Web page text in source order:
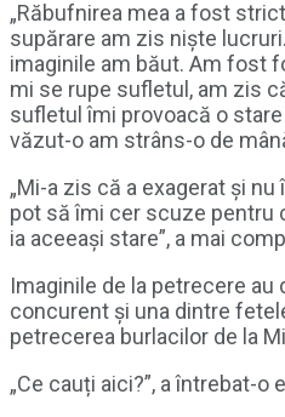
„Răbufnirea mea a fost
supărare am zis niște
imaginile am băut. Am fost
mi se rupe sufletul, am zis
sufletul îmi provoacă o
văzut-o am strâns-o de
„Mi-a zis că a exagerat și
pot să îmi cer scuze pentru
ia aceeași stare”, a mai
Imaginile de la petrecere
concurent și una dintre
petrecerea burlacilor de la
„Ce cauți aici?”, a întrebat-o